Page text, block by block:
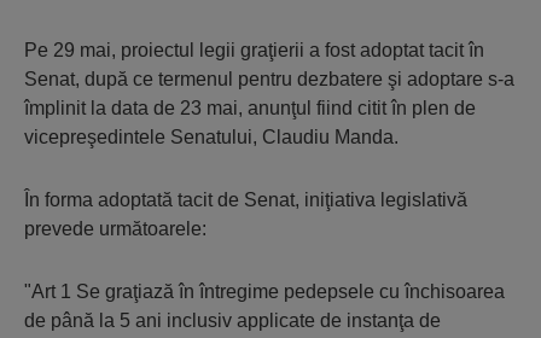
Pe 29 mai, proiectul legii graţierii a fost adoptat tacit în
Senat, după ce termenul pentru dezbatere şi adoptare s-a
împlinit la data de 23 mai, anunţul fiind citit în plen de
vicepreşedintele Senatului, Claudiu Manda.
În forma adoptată tacit de Senat, iniţiativa legislativă
prevede următoarele:
"Art 1 Se graţiază în întregime pedepsele cu închisoarea
de până la 5 ani inclusiv applicate de instanţa de